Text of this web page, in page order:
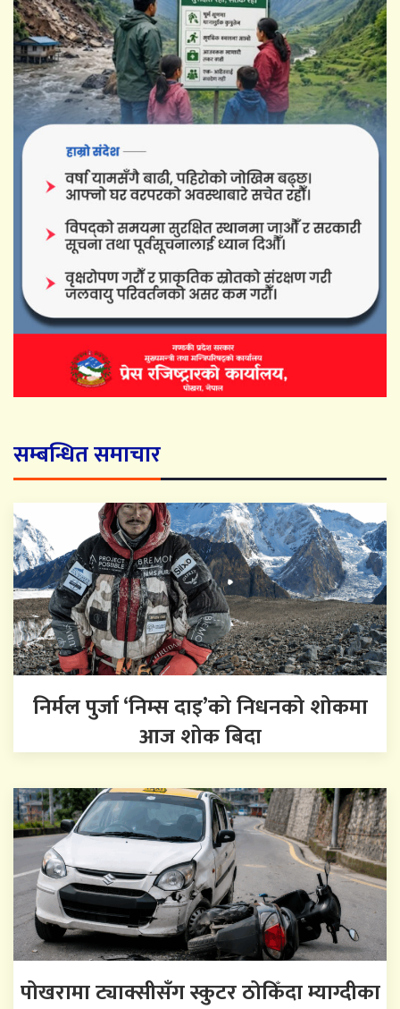
सम्बन्धित समाचार
निर्मल पुर्जा ‘निम्स दाइ’को निधनको शोकमा
आज शोक बिदा
पोखरामा ट्याक्सीसँग स्कुटर ठोकिँदा म्याग्दीका